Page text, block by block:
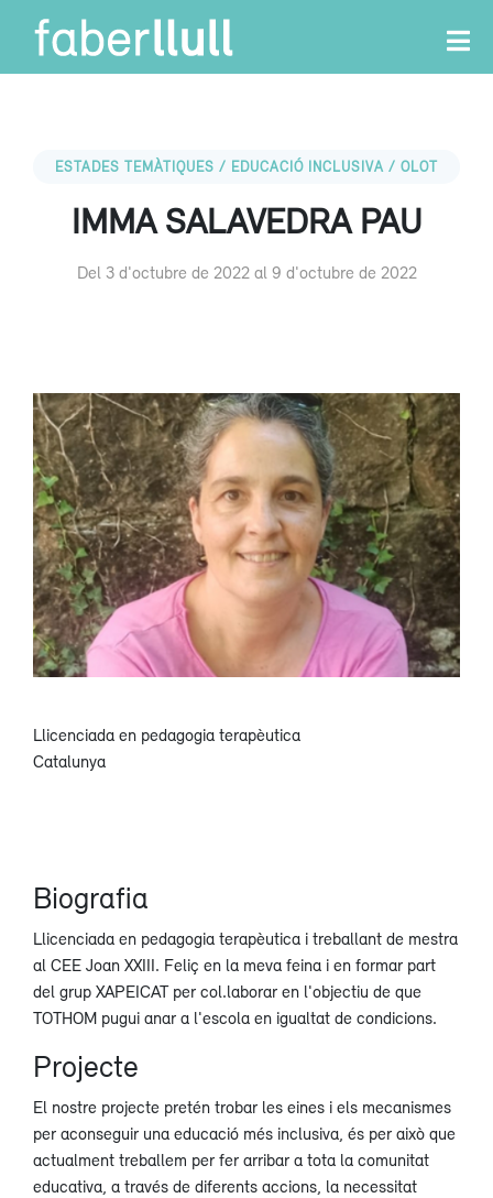
ESTADES TEMÀTIQUES / EDUCACIÓ INCLUSIVA / OLOT
IMMA SALAVEDRA PAU
Del 3 d'octubre de 2022 al 9 d'octubre de 2022
Llicenciada en pedagogia terapèutica
Catalunya
Biografia
Llicenciada en pedagogia terapèutica i treballant de mestra
al CEE Joan XXIII. Feliç en la meva feina i en formar part
del grup XAPEICAT per col.laborar en l'objectiu de que
TOTHOM pugui anar a l'escola en igualtat de condicions.
Projecte
El nostre projecte pretén trobar les eines i els mecanismes
per aconseguir una educació més inclusiva, és per això que
actualment treballem per fer arribar a tota la comunitat
educativa, a través de diferents accions, la necessitat